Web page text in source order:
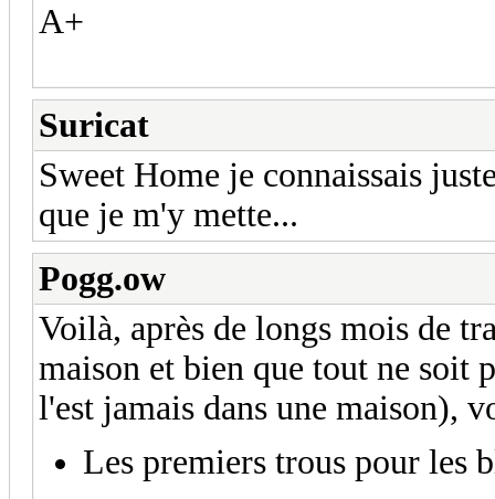
A+
Suricat
Sweet Home je connaissais
que je m'y mette...
Pogg.ow
Voilà, après de longs mois de
maison et bien que tout ne soit
l'est jamais dans une maison),
Les premiers trous pour les